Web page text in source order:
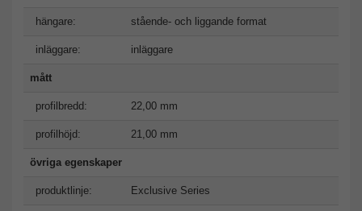
hängare: stående- och liggande format
inläggare: inläggare
mått
profilbredd: 22,00 mm
profilhöjd: 21,00 mm
övriga egenskaper
produktlinje: Exclusive Series